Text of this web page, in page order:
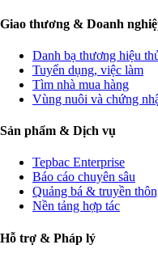
Giao thương & Doanh
Danh bạ thương hiệu
Tuyển dụng, việc làm
Tìm nhà mua hàng
Vùng nuôi và chứng
Sản phẩm & Dịch vụ
Tepbac Enterprise
Báo cáo chuyên sâu
Quảng bá & truyền
Nền tảng hợp tác
Hỗ trợ & Pháp lý